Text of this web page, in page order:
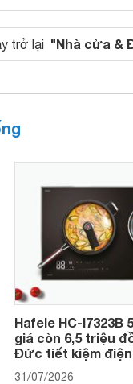
trở lại "Nhà cửa &
Hafele HC-I7323B
giá còn 6,5 triệu
Đức tiết kiệm
31/07/2026